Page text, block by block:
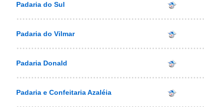
Padaria do Sul
Padaria do Vilmar
Padaria Donald
Padaria e Confeitaria Azaléia